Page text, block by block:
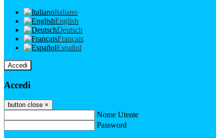
Italiano
English
Deutsch
Français
Español
Accedi
Accedi
button close ×
Nome Utente
Password